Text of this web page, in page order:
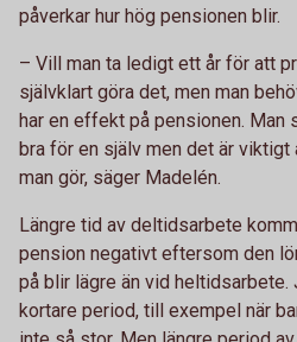
påverkar hur hög pensionen blir.
– Vill man ta ledigt ett år för att
självklart göra det, men man
har en effekt på pensionen. Man
bra för en själv men det är
man gör, säger Madelén.
Längre tid av deltidsarbete
pension negativt eftersom den
på blir lägre än vid heltidsarbete.
kortare period, till exempel när